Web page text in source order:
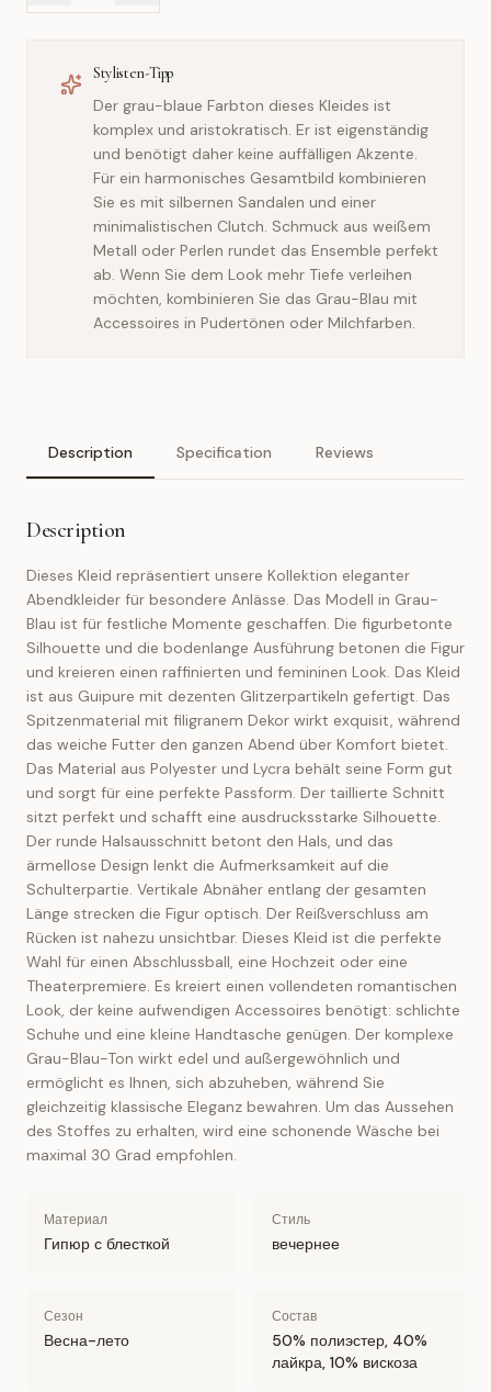
Stylisten-Tipp
Der grau-blaue Farbton dieses Kleides ist
komplex und aristokratisch. Er ist eigenständig
und benötigt daher keine auffälligen Akzente.
Für ein harmonisches Gesamtbild kombinieren
Sie es mit silbernen Sandalen und einer
minimalistischen Clutch. Schmuck aus weißem
Metall oder Perlen rundet das Ensemble perfekt
ab. Wenn Sie dem Look mehr Tiefe verleihen
möchten, kombinieren Sie das Grau-Blau mit
Accessoires in Pudertönen oder Milchfarben.
Description Specification Reviews
Description
Dieses Kleid repräsentiert unsere Kollektion eleganter
Abendkleider für besondere Anlässe. Das Modell in Grau-
Blau ist für festliche Momente geschaffen. Die figurbetonte
Silhouette und die bodenlange Ausführung betonen die Figur
und kreieren einen raffinierten und femininen Look. Das Kleid
ist aus Guipure mit dezenten Glitzerpartikeln gefertigt. Das
Spitzenmaterial mit filigranem Dekor wirkt exquisit, während
das weiche Futter den ganzen Abend über Komfort bietet.
Das Material aus Polyester und Lycra behält seine Form gut
und sorgt für eine perfekte Passform. Der taillierte Schnitt
sitzt perfekt und schafft eine ausdrucksstarke Silhouette.
Der runde Halsausschnitt betont den Hals, und das
ärmellose Design lenkt die Aufmerksamkeit auf die
Schulterpartie. Vertikale Abnäher entlang der gesamten
Länge strecken die Figur optisch. Der Reißverschluss am
Rücken ist nahezu unsichtbar. Dieses Kleid ist die perfekte
Wahl für einen Abschlussball, eine Hochzeit oder eine
Theaterpremiere. Es kreiert einen vollendeten romantischen
Look, der keine aufwendigen Accessoires benötigt: schlichte
Schuhe und eine kleine Handtasche genügen. Der komplexe
Grau-Blau-Ton wirkt edel und außergewöhnlich und
ermöglicht es Ihnen, sich abzuheben, während Sie
gleichzeitig klassische Eleganz bewahren. Um das Aussehen
des Stoffes zu erhalten, wird eine schonende Wäsche bei
maximal 30 Grad empfohlen.
Материал
Гипюр с блесткой
Стиль
вечернее
Сезон
Весна-лето
Состав
50% полиэстер, 40%
лайкра, 10% вискоза